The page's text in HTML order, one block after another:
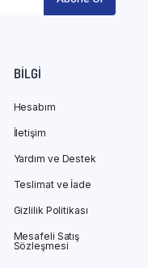
BILGI
Hesabım
İletişim
Yardım ve Destek
Teslimat ve İade
Gizlilik Politikası
Mesafeli Satış
Sözleşmesi